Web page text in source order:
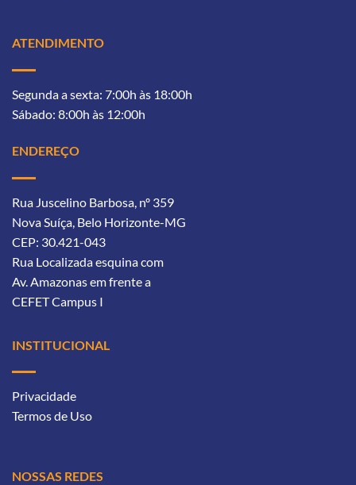
ATENDIMENTO
Segunda a sexta: 7:00h às 18:00h
Sábado: 8:00h às 12:00h
ENDEREÇO
Rua Juscelino Barbosa, nº 359
Nova Suíça, Belo Horizonte-MG
CEP: 30.421-043
Rua Localizada esquina com
Av. Amazonasem frente a
CEFET Campus I
INSTITUCIONAL
Privacidade
Termos de Uso
NOSSAS REDES